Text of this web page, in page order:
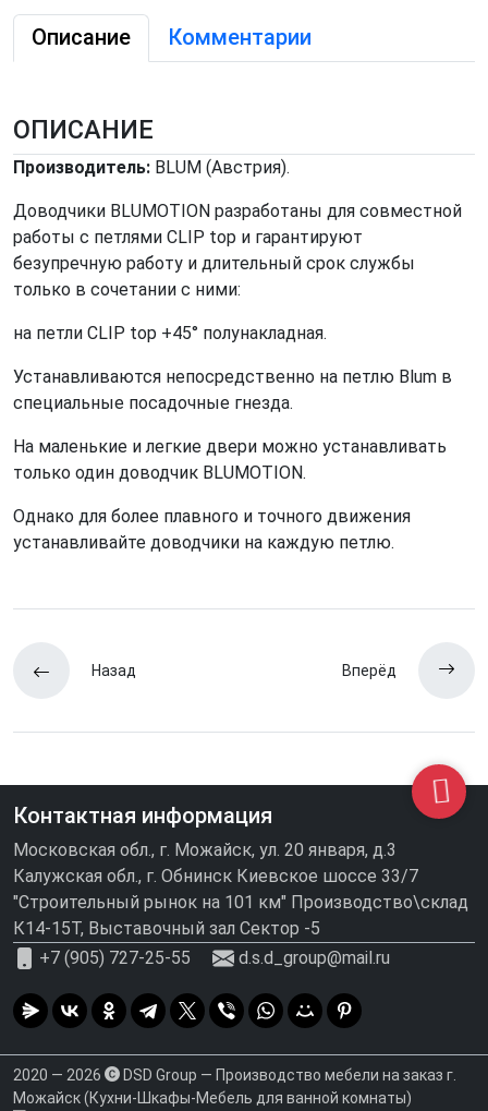
Описание Комментарии
ОПИСАНИЕ
Производитель: BLUM (Австрия).
Доводчики BLUMOTION разработаны для совместной
работы с петлями CLIP top и гарантируют
безупречную работу и длительный срок службы
только в сочетании с ними:
на петли CLIP top +45° полунакладная.
Устанавливаются непосредственно на петлю Blum в
специальные посадочные гнезда.
На маленькие и легкие двери можно устанавливать
только один доводчик BLUMOTION.
Однако для более плавного и точного движения
устанавливайте доводчики на каждую петлю.
Назад Вперёд
Контактная информация
Московская обл., г. Можайск, ул. 20 января, д.3
Калужская обл., г. Обнинск Киевское шоссе 33/7
"Строительный рынок на 101 км" Производство\склад
К14-15Т, Выставочный зал Сектор -5
+7 (905) 727-25-55
d.s.d_group@mail.ru
2020 — 2026
DSD Group — Производство мебели на заказ г.
Можайск (Кухни-Шкафы-Мебель для ванной комнаты)